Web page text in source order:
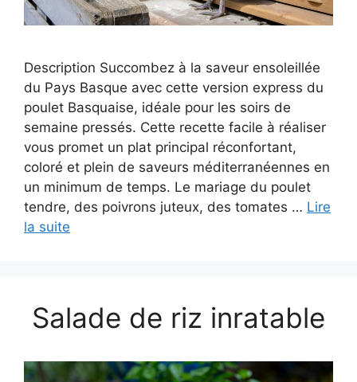
Description Succombez à la saveur ensoleillée
du Pays Basque avec cette version express du
poulet Basquaise, idéale pour les soirs de
semaine pressés. Cette recette facile à réaliser
vous promet un plat principal réconfortant,
coloré et plein de saveurs méditerranéennes en
un minimum de temps. Le mariage du poulet
tendre, des poivrons juteux, des tomates … Lire
la suite
Salade de riz inratable